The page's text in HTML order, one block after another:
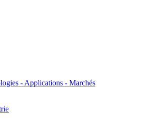
- Applications - Marchés